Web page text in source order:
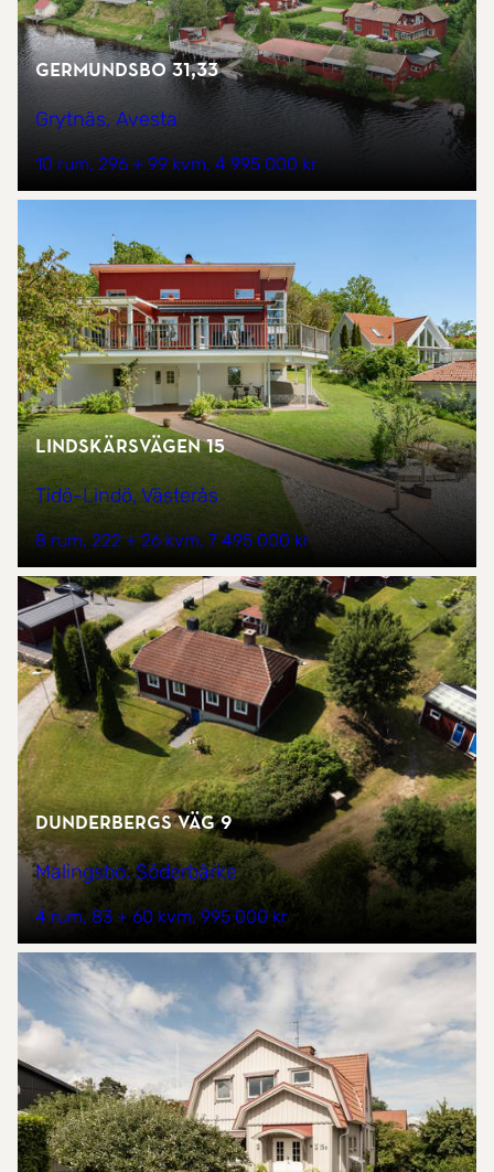
Germundsbo 31,33
Grytnäs, Avesta
10 rum 296 + 99 kvm 4 995 000 kr
Lindskärsvägen 15
Tidö-Lindö, Västerås
8 rum 222 + 26 kvm 7 495 000 kr
Dunderbergs väg 9
Malingsbo, Söderbärke
4 rum 83 + 60 kvm 995 000 kr